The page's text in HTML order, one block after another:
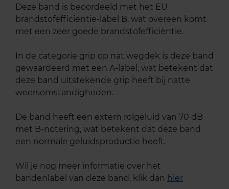
Deze band is beoordeeld met het EU
brandstofefficiëntie-label B, wat overeen komt
met een zeer goede brandstofefficiëntie.
In de categorie grip op nat wegdek is deze band
gewaardeerd met een A-label, wat betekent dat
deze band uitstekende grip heeft bij natte
weersomstandigheden.
De band heeft een extern rolgeluid van 70 dB
met B-notering, wat betekent dat deze band
een normale geluidsproductie heeft.
Wil je nog meer informatie over het
bandenlabel van deze band, klik dan hier